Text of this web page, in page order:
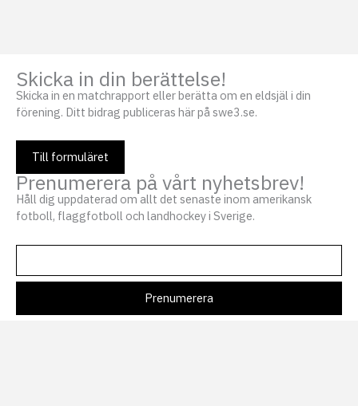
Skicka in din berättelse!
Skicka in en matchrapport eller berätta om en eldsjäl i din
förening. Ditt bidrag publiceras här på swe3.se.
Till formuläret
Prenumerera på vårt nyhetsbrev!
Håll dig uppdaterad om allt det senaste inom amerikansk
fotboll, flaggfotboll och landhockey i Sverige.